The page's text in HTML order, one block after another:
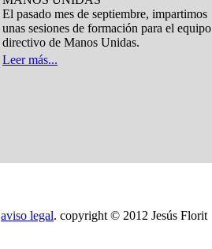
El pasado mes de septiembre, impartimos
unas sesiones de formación para el equipo
directivo de Manos Unidas.
Leer más...
aviso legal. copyright © 2012 Jesús Florit